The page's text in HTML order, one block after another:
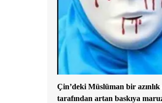
Çin’deki Müslüman bir
tarafından artan baskıya